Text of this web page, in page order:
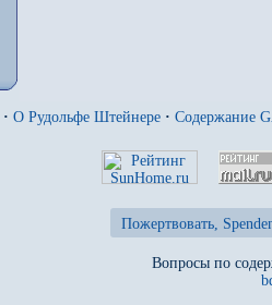
· О Рудольфе Штейнере · Содержание
Пожертвовать,
Вопросы по